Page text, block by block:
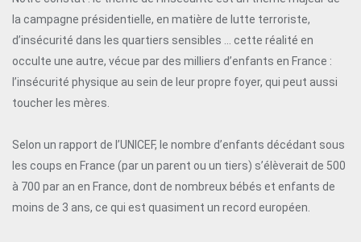
la campagne présidentielle, en matière de lutte terroriste,
d’insécurité dans les quartiers sensibles … cette réalité en
occulte une autre, vécue par des milliers d’enfants en France :
l’insécurité physique au sein de leur propre foyer, qui peut aussi
toucher les mères.
Selon un rapport de l’UNICEF, le nombre d’enfants décédant sous
les coups en France (par un parent ou un tiers) s’élèverait de 500
à 700 par an en France, dont de nombreux bébés et enfants de
moins de 3 ans, ce qui est quasiment un record européen.